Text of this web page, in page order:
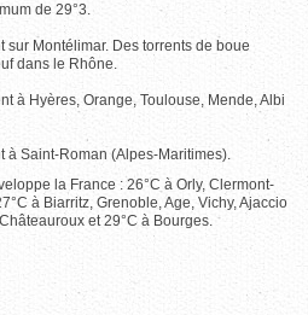
de 29°3.
sur Montélimar. Des torrents de boue
dans le Rhône.
à Hyères, Orange, Toulouse, Mende, Albi
à Saint-Roman (Alpes-Maritimes).
la France : 26°C à Orly, Clermont-
à Biarritz, Grenoble, Age, Vichy, Ajaccio
et 29°C à Bourges.